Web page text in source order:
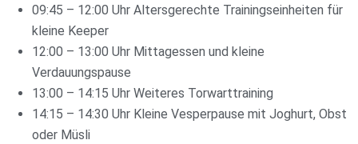
09:45 – 12:00 Uhr Altersgerechte Trainingseinheiten für
kleine Keeper
12:00 – 13:00 Uhr Mittagessen und kleine
Verdauungspause
13:00 – 14:15 Uhr Weiteres Torwarttraining
14:15 – 14:30 Uhr Kleine Vesperpause mit Joghurt, Obst
oder Müsli